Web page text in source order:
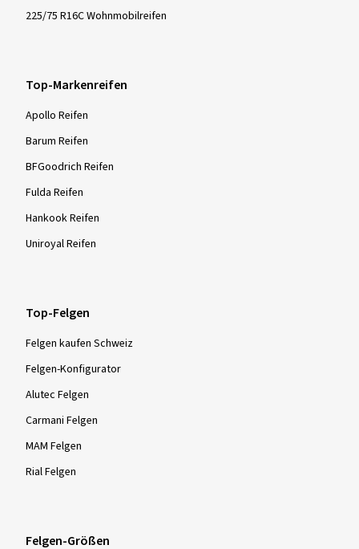
225/75 R16C Wohnmobilreifen
Top-Markenreifen
Apollo Reifen
Barum Reifen
BFGoodrich Reifen
Fulda Reifen
Hankook Reifen
Uniroyal Reifen
Top-Felgen
Felgen kaufen Schweiz
Felgen-Konfigurator
Alutec Felgen
Carmani Felgen
MAM Felgen
Rial Felgen
Felgen-Größen